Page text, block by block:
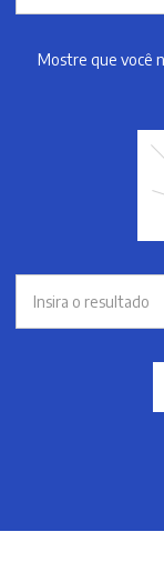
Mostre que você